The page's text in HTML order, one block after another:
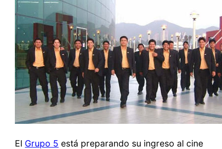
El Grupo 5 está preparando su ingreso al cine